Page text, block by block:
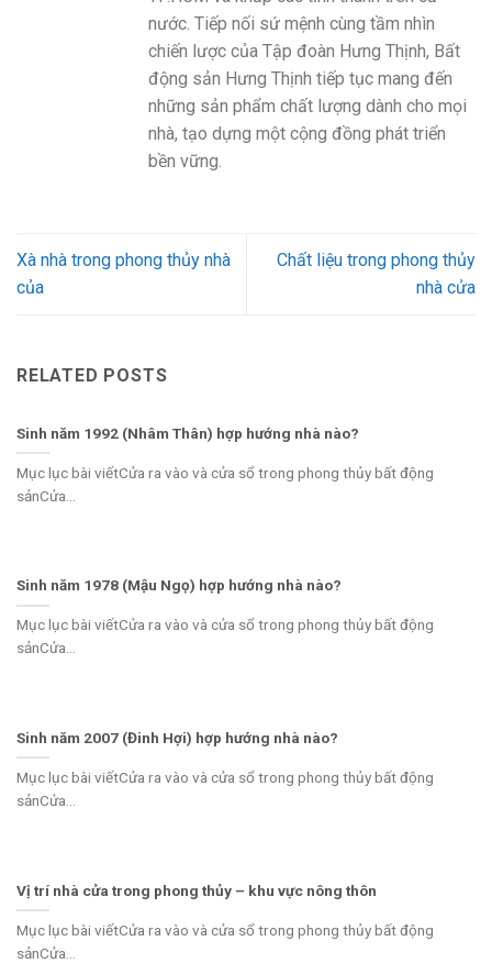
nước. Tiếp nối sứ mệnh cùng tầm nhìn
chiến lược của Tập đoàn Hưng Thịnh, Bất
động sản Hưng Thịnh tiếp tục mang đến
những sản phẩm chất lượng dành cho mọi
nhà, tạo dựng một cộng đồng phát triển
bền vững.
Xà nhà trong phong thủy nhà
của
Chất liệu trong phong thủy
nhà cửa
RELATED POSTS
Sinh năm 1992 (Nhâm Thân) hợp hướng nhà nào?
Mục lục bài viếtCửa ra vào và cửa sổ trong phong thủy bất động
sảnCửa...
Sinh năm 1978 (Mậu Ngọ) hợp hướng nhà nào?
Mục lục bài viếtCửa ra vào và cửa sổ trong phong thủy bất động
sảnCửa...
Sinh năm 2007 (Đinh Hợi) hợp hướng nhà nào?
Mục lục bài viếtCửa ra vào và cửa sổ trong phong thủy bất động
sảnCửa...
Vị trí nhà cửa trong phong thủy – khu vực nông thôn
Mục lục bài viếtCửa ra vào và cửa sổ trong phong thủy bất động
sảnCửa...